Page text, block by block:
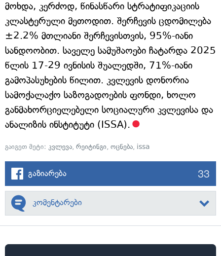
მოხდა, კერძოდ, წინასწარი სტრატიფიკაციის
კლასტერული მეთოდით. შერჩევის ცდომილება
±2.2% მთლიანი შერჩევისთვის, 95%-იანი
სანდოობით. საველე სამუშაოები ჩატარდა 2025
წლის 17-29 ივნისის შუალედში, 71%-იანი
გამოპასუხების წილით. კვლევის დონორია
სამოქალაქო საზოგადოების ფონდი, ხოლო
განმახორციელებელი სოციალური კვლევისა და
ანალიზის ინსტიტუტი (ISSA).
გაიგეთ მეტი: კვლევა, რეიტინგი, ოცნება, issa
გაზიარება 33
კომენტარები